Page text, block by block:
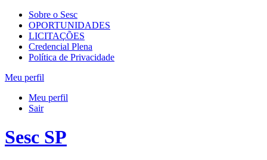
Sobre o Sesc
OPORTUNIDADES
LICITAÇÕES
Credencial Plena
Política de Privacidade
Meu perfil
Meu perfil
Sair
Sesc SP